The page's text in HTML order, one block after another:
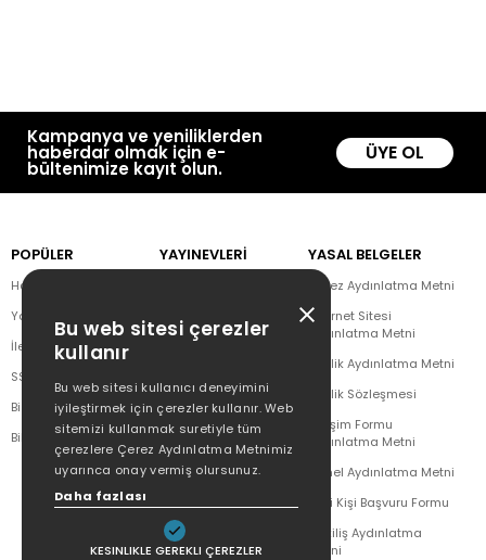
Kampanya ve yeniliklerden
haberdar olmak için e-
bültenimize kayıt olun.
ÜYE OL
POPÜLER
Hakkımızda
Yazar Listesi
İletişim
SSS
Bizden Haberler
Bilgi Toplumu Hizmetleri
YAYINEVLERİ
Doğan Novus
Dex Kitap
Doğan Çocuk
YASAL BELGELER
Çerez Aydınlatma Metni
İnternet Sitesi
Aydınlatma Metni
Üyelik Aydınlatma Metni
Üyelik Sözleşmesi
İletişim Formu
Aydınlatma Metni
Genel Aydınlatma Metni
İlgili Kişi Başvuru Formu
Çekiliş Aydınlatma
Metni
Bu web sitesi çerezler
kullanır
Bu web sitesi kullanıcı deneyimini
iyileştirmek için çerezler kullanır. Web
sitemizi kullanmak suretiyle tüm
çerezlere Çerez Aydınlatma Metnimiz
uyarınca onay vermiş olursunuz.
Daha fazlası
KESINLIKLE GEREKLI ÇEREZLER